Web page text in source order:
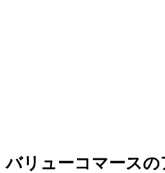
バリューコマースの